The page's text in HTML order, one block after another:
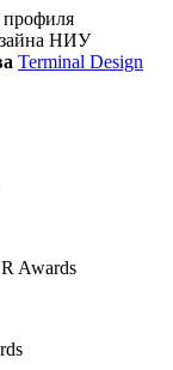
профиля
НИУ
Terminal Design
Awards